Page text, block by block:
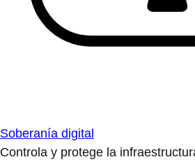
Soberanía digital
Controla y protege la